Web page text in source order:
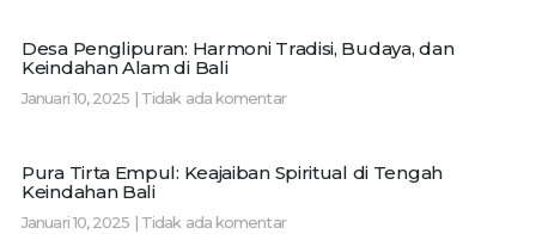
Desa Penglipuran: Harmoni Tradisi, Budaya, dan
Keindahan Alam di Bali
Januari 10, 2025 Tidak ada komentar
Pura Tirta Empul: Keajaiban Spiritual di Tengah
Keindahan Bali
Januari 10, 2025 Tidak ada komentar